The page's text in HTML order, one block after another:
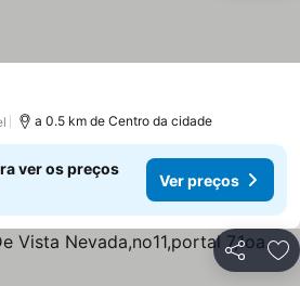
a 0.5 km de Centro da cidade
ver os preços
Ver preços
Partilhar